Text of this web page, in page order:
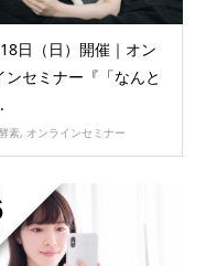
日（日）開催｜オン
ンセミナー『「なんと
素, オンラインセミナー